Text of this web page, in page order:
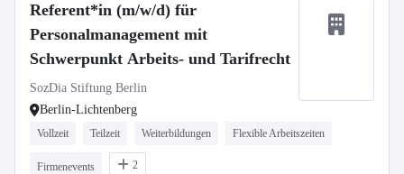
Referent*in (m/w/d) für
Personalmanagement mit
Schwerpunkt Arbeits- und Tarifrecht
SozDia Stiftung Berlin
Berlin-Lichtenberg
Vollzeit Teilzeit Weiterbildungen Flexible Arbeitszeiten
Firmenevents 2